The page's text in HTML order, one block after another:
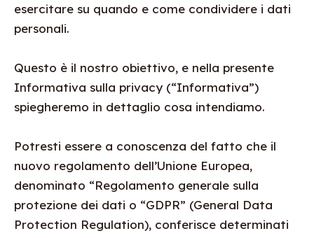
esercitare su quando e come condividere i dati
personali.
Questo è il nostro obiettivo, e nella presente
Informativa sulla privacy (“Informativa”)
spiegheremo in dettaglio cosa intendiamo.
Potresti essere a conoscenza del fatto che il
nuovo regolamento dell’Unione Europea,
denominato “Regolamento generale sulla
protezione dei dati o “GDPR” (General Data
Protection Regulation), conferisce determinati